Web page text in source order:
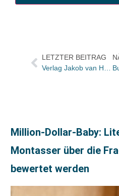
LETZTER BEITRAG
Million-Dollar-Baby:
Montasser über die
bewertet werden